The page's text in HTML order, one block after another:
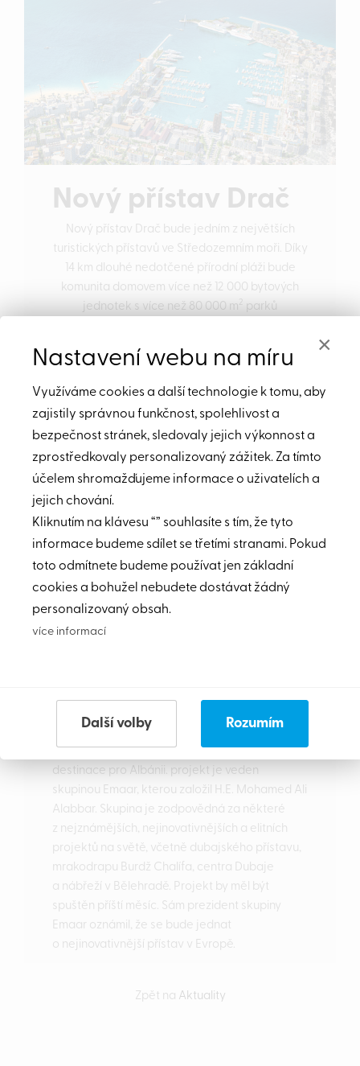
Nový přístav Drač
Nový přístav Drač bude jedním z největších
turistických přístavů ve Středozemním moři. Díky
14 km dlouhé nedotčené přírodní pláži bude
komunita domovem více než 12 000 bytových
jednotek s více než 80 000 m2 parků
Durrës Yachts & Marina bude také zahrnovat
terminál, který spojí Durrës s třpytivou nádherou
Durrës Yachts &
obklopeni nábřežím, novými plážemi,
destinace pro Albánii. projekt je veden
skupinou Emaar, kterou založil H.E. Mohamed Ali
Alabbar. Skupina je zodpovědná za některé
z nejznámějších, nejinovativnějších a elitních
projektů na světě, včetně dubajského přístavu,
mrakodrapu Burdž Chalífa, centra Dubaje
a nábřeží v Bělehradě. Projekt by měl být
spuštěn příští měsíc. Sám prezident skupiny
Emaar oznámil, že se bude jednat
o nejinovativnější přístav v Evropě.
Zpět na Aktuality
Nastavení webu na míru ×
Využíváme cookies a další technologie k tomu, aby
zajistily správnou funkčnost, spolehlivost a
bezpečnost stránek, sledovaly jejich výkonnost a
zprostředkovaly personalizovaný zážitek. Za tímto
účelem shromažďujeme informace o uživatelích a
jejich chování.
Kliknutím na klávesu “” souhlasíte s tím, že tyto
informace budeme sdílet se třetími stranami. Pokud
toto odmítnete budeme používat jen základní
cookies a bohužel nebudete dostávat žádný
personalizovaný obsah.
více informací
Další volby Rozumím